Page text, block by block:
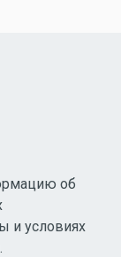
об
и условиях